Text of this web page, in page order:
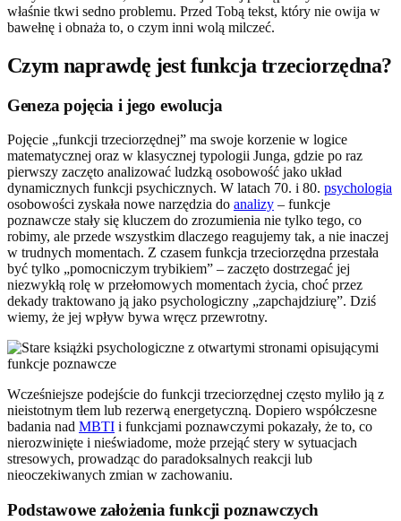
właśnie tkwi sedno problemu. Przed Tobą tekst, który nie owija w
bawełnę i obnaża to, o czym inni wolą milczeć.
Czym naprawdę jest funkcja trzeciorzędna?
Geneza pojęcia i jego ewolucja
Pojęcie „funkcji trzeciorzędnej” ma swoje korzenie w logice
matematycznej oraz w klasycznej typologii Junga, gdzie po raz
pierwszy zaczęto analizować ludzką osobowość jako układ
dynamicznych funkcji psychicznych. W latach 70. i 80. psychologia
osobowości zyskała nowe narzędzia do analizy – funkcje
poznawcze stały się kluczem do zrozumienia nie tylko tego, co
robimy, ale przede wszystkim dlaczego reagujemy tak, a nie inaczej
w trudnych momentach. Z czasem funkcja trzeciorzędna przestała
być tylko „pomocniczym trybikiem” – zaczęto dostrzegać jej
niezwykłą rolę w przełomowych momentach życia, choć przez
dekady traktowano ją jako psychologiczny „zapchajdziurę”. Dziś
wiemy, że jej wpływ bywa wręcz przewrotny.
Wcześniejsze podejście do funkcji trzeciorzędnej często myliło ją z
nieistotnym tłem lub rezerwą energetyczną. Dopiero współczesne
badania nad MBTI i funkcjami poznawczymi pokazały, że to, co
nierozwinięte i nieświadome, może przejąć stery w sytuacjach
stresowych, prowadząc do paradoksalnych reakcji lub
nieoczekiwanych zmian w zachowaniu.
Podstawowe założenia funkcji poznawczych